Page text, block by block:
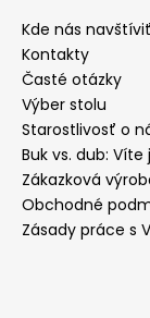
Kde nás
Kontakty
Časté otázky
Výber stolu
Starostlivosť o
Buk vs. dub:
Zákazková
Obchodné
Zásady práce s